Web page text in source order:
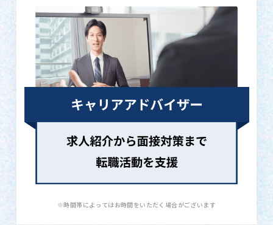
※時間帯によってはお時間をいただく場合がございます